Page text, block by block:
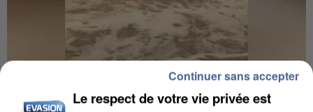
Le respect de votre vie privée est
Continuer sans accepter